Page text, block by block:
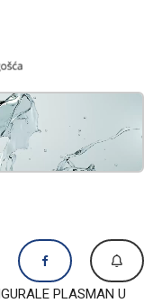
VOGOŠĆA
PLASMAN U